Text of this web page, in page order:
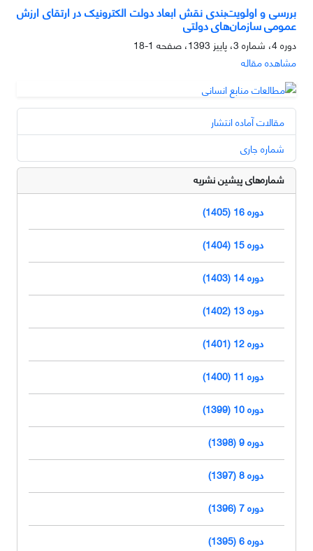
بررسی و اولویت‌بندی نقش ابعاد دولت الکترونیک در ارتقای ارزش
عمومی سازمان‌های دولتی
دوره 4، شماره 3، پاییز 1393، صفحه
1-18
مشاهده مقاله
مقالات آماده انتشار
شماره جاری
شماره‌های پیشین نشریه
دوره 16 (1405)
دوره 15 (1404)
دوره 14 (1403)
دوره 13 (1402)
دوره 12 (1401)
دوره 11 (1400)
دوره 10 (1399)
دوره 9 (1398)
دوره 8 (1397)
دوره 7 (1396)
دوره 6 (1395)